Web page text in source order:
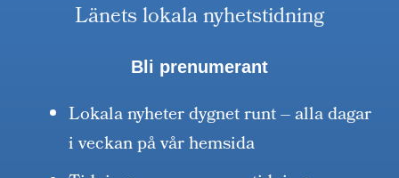
Länets lokala nyhetstidning
Bli prenumerant
Lokala nyheter dygnet runt – alla dagar
i veckan på vår hemsida